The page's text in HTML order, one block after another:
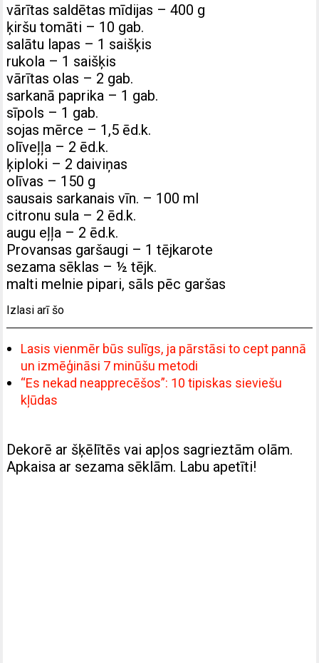
vārītas saldētas mīdijas – 400 g
ķiršu tomāti – 10 gab.
salātu lapas – 1 saišķis
rukola – 1 saišķis
vārītas olas – 2 gab.
sarkanā paprika – 1 gab.
sīpols – 1 gab.
sojas mērce – 1,5 ēd.k.
olīveļļa – 2 ēd.k.
ķiploki – 2 daiviņas
olīvas – 150 g
sausais sarkanais vīn. – 100 ml
citronu sula – 2 ēd.k.
augu eļļa – 2 ēd.k.
Provansas garšaugi – 1 tējkarote
sezama sēklas – ½ tējk.
malti melnie pipari, sāls pēc garšas
Izlasi arī šo
Lasis vienmēr būs sulīgs, ja pārstāsi to cept pannā
un izmēģināsi 7 minūšu metodi
“Es nekad neapprecēšos”: 10 tipiskas sieviešu
kļūdas
Dekorē ar šķēlītēs vai apļos sagrieztām olām.
Apkaisa ar sezama sēklām. Labu apetīti!